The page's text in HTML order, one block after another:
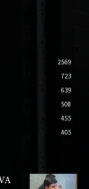
2569
723
639
508
455
405